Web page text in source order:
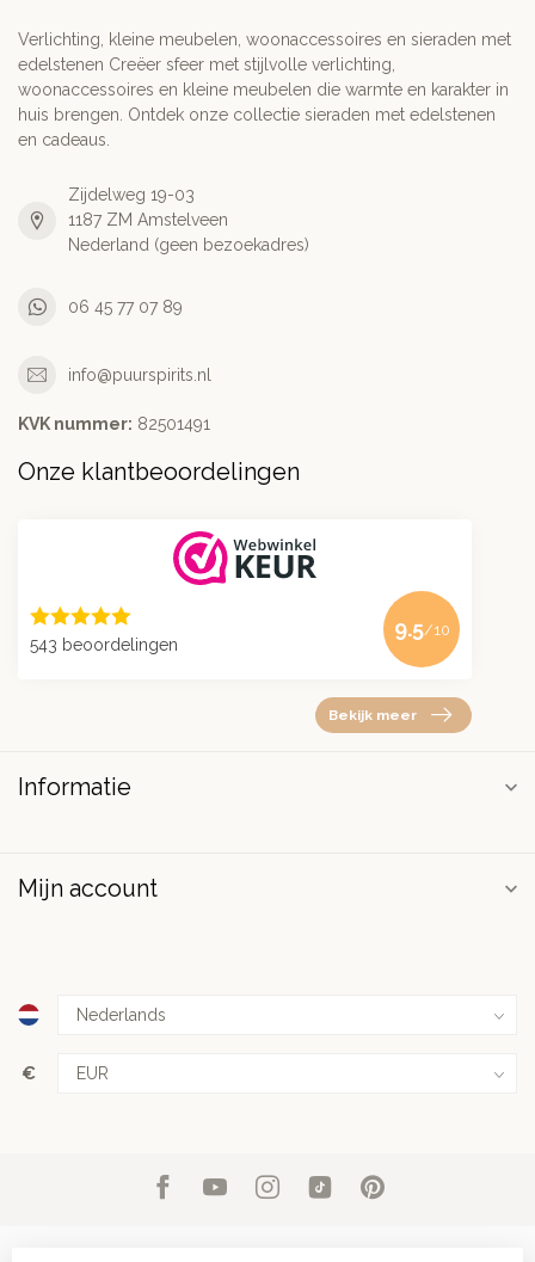
Verlichting, kleine meubelen, woonaccessoires en sieraden met
edelstenen Creëer sfeer met stijlvolle verlichting,
woonaccessoires en kleine meubelen die warmte en karakter in
huis brengen. Ontdek onze collectie sieraden met edelstenen
en cadeaus.
Zijdelweg 19-03
1187 ZM Amstelveen
Nederland (geen bezoekadres)
06 45 77 07 89
info@puurspirits.nl
KVK nummer: 82501491
Onze klantbeoordelingen
543 beoordelingen
9.5/10
Bekijk meer
Informatie
Mijn account
€